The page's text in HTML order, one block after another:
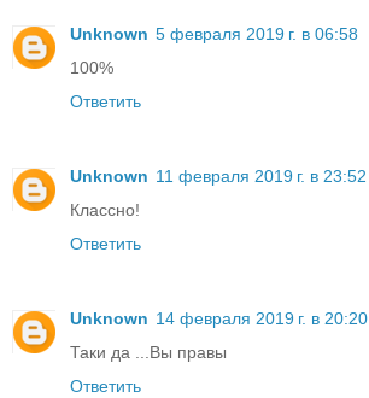
Unknown 5 февраля 2019 г. в 06:58
100%
Ответить
Unknown 11 февраля 2019 г. в 23:52
Классно!
Ответить
Unknown 14 февраля 2019 г. в 20:20
Таки да ...Вы правы
Ответить